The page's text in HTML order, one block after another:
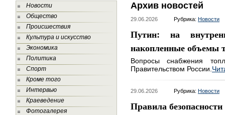
Новости
Общество
Происшествия
Культура и искусство
Экономика
Политика
Спорт
Кроме того
Интервью
Краеведение
Фотогалерея
Архив новостей
29.06.2026 Рубрика: Новости
Путин: на
накопленные объемы
Вопросы снабжения
Правительством России.
29.06.2026 Рубрика: Новости
Правила